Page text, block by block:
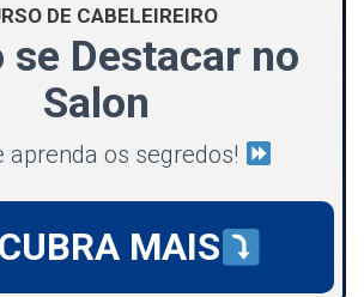
DE CABELEIREIRO
se Destacar no
Salon
aprenda os segredos!
MAIS